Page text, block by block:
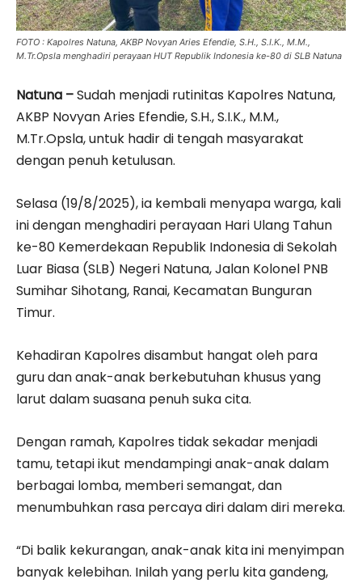
FOTO : Kapolres Natuna, AKBP Novyan Aries Efendie, S.H., S.I.K., M.M.,
M.Tr.Opsla menghadiri perayaan HUT Republik Indonesia ke-80 di SLB Natuna
Natuna –Sudah menjadi rutinitas Kapolres Natuna,
AKBP Novyan Aries Efendie, S.H., S.I.K., M.M.,
M.Tr.Opsla, untuk hadir di tengah masyarakat
dengan penuh ketulusan.
Selasa (19/8/2025), ia kembali menyapa warga, kali
ini dengan menghadiri perayaan Hari Ulang Tahun
ke-80 Kemerdekaan Republik Indonesia di Sekolah
Luar Biasa (SLB) Negeri Natuna, Jalan Kolonel PNB
Sumihar Sihotang, Ranai, Kecamatan Bunguran
Timur.
Kehadiran Kapolres disambut hangat oleh para
guru dan anak-anak berkebutuhan khusus yang
larut dalam suasana penuh suka cita.
Dengan ramah, Kapolres tidak sekadar menjadi
tamu, tetapi ikut mendampingi anak-anak dalam
berbagai lomba, memberi semangat, dan
menumbuhkan rasa percaya diri dalam diri mereka.
“Di balik kekurangan, anak-anak kita ini menyimpan
banyak kelebihan. Inilah yang perlu kita gandeng,